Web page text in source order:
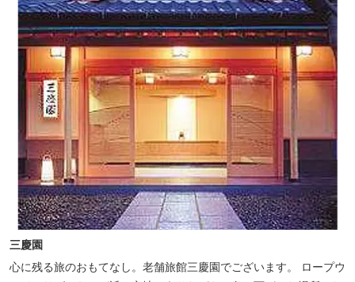
三慶園
心に残る旅のおもてなし。老舗旅館三慶園でございます。 ロープウ